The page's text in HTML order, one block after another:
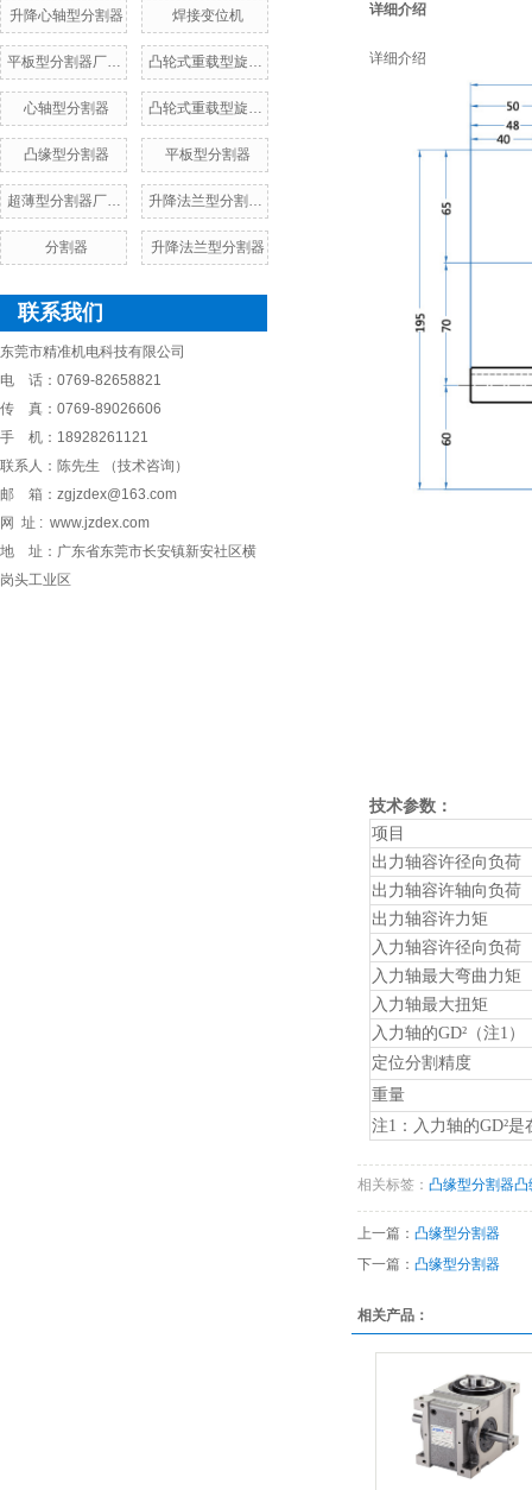
升降心轴型分割器 焊接变位机
平板型分割器厂家，价格，参数 凸轮式重载型旋转台厂家，价格，参数
心轴型分割器 凸轮式重载型旋转台
凸缘型分割器 平板型分割器
超薄型分割器厂家，价格，参数 升降法兰型分割器厂家，价格，参数
分割器 升降法兰型分割器
联系我们
东莞市精准机电科技有限公司
电 话：0769-82658821
传 真：0769-89026606
手 机：18928261121
联系人：陈先生 （技术咨询）
邮 箱：zgjzdex@163.com
网 址 : www.jzdex.com
地 址：广东省东莞市长安镇新安社区横
岗头工业区
详细介绍
详细介绍
技术参数：
项目
出力轴容许径向负荷
出力轴容许轴向负荷
出力轴容许力矩
入力轴容许径向负荷
入力轴最大弯曲力矩
入力轴最大扭矩
入力轴的GD²（注1）
定位分割精度
重量
注1：入力轴的GD²
相关标签： 凸缘型分割器凸
上一篇： 凸缘型分割器
下一篇： 凸缘型分割器
相关产品：